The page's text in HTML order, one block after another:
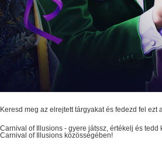
Keresd meg az elrejtett tárgyakat és fedezd fel
Carnival of Illusions - gyere játssz, értékelj és
Carnival of Illusions közösségében!